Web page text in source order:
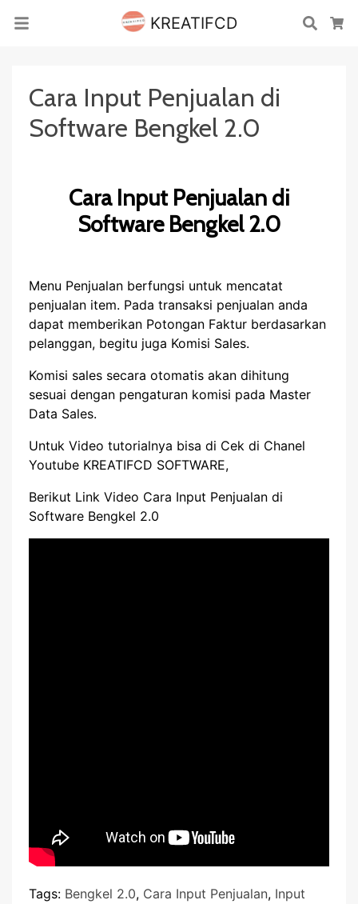
KREATIFCD Cari
Cara Input Penjualan di
Software Bengkel 2.0
Cara Input Penjualan di
Software Bengkel 2.0
Menu Penjualan berfungsi untuk mencatat
penjualan item. Pada transaksi penjualan anda
dapat memberikan Potongan Faktur berdasarkan
pelanggan, begitu juga Komisi Sales.
Komisi sales secara otomatis akan dihitung
sesuai dengan pengaturan komisi pada Master
Data Sales.
Untuk Video tutorialnya bisa di Cek di Chanel
Youtube KREATIFCD SOFTWARE,
Berikut Link Video Cara Input Penjualan di
Software Bengkel 2.0
Tags: Bengkel 2.0, Cara Input Penjualan, Input